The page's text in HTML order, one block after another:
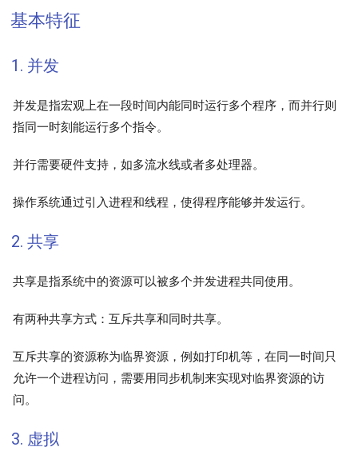
基本特征
1. 并发
并发是指宏观上在一段时间内能同时运行多个程序，而并行则
指同一时刻能运行多个指令。
并行需要硬件支持，如多流水线或者多处理器。
操作系统通过引入进程和线程，使得程序能够并发运行。
2. 共享
共享是指系统中的资源可以被多个并发进程共同使用。
有两种共享方式：互斥共享和同时共享。
互斥共享的资源称为临界资源，例如打印机等，在同一时间只
允许一个进程访问，需要用同步机制来实现对临界资源的访
问。
3. 虚拟